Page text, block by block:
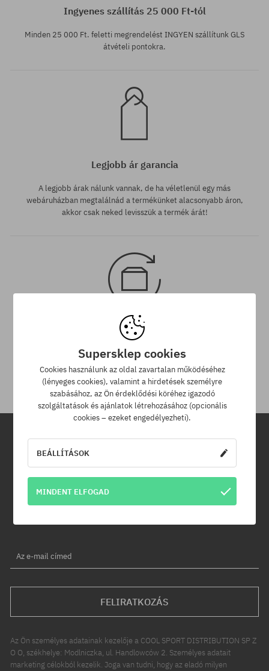
Ingyenes szállítás 25 000 Ft-tól
Minden 25 000 Ft. feletti megrendelést INGYEN szállítunk GLS
átvételi pontokra.
Legjobb ár garancia
A legjobb árak nálunk vannak, de ha véletlenül egy más
webáruházban megtalálnád a termékünket alacsonyabb áron,
akkor csak neked levisszük a termék árát!
30 nap az áru viszaküldésére
A termék visszaküldésére a csomag kézhezvételétől számítva
30 napod van.
és kedvezményeinkről!
Ráadásul kapsz egy -5% kedvezménykódot az egész
Az e-mail címed
FELIRATKOZÁS
Az Ön személyes adatainak kezelője a COOL SPORT DISTRIBUTION SP Z
O O, székhelye: Modlniczka, ul. Handlowców 2. Személyes adatait
marketing célokból kezelik. Joga van tudni, hogy az eladó milyen
Supersklep cookies
Cookies használunk az oldal zavartalan működéséhez
(lényeges cookies), valamint a hirdetések személyre
szabásához, az Ön érdeklődési köréhez igazodó
szolgáltatások és ajánlatok létrehozásához (opcionális
cookies – ezeket engedélyezheti).
BEÁLLÍTÁSOK
MINDENT ELFOGAD